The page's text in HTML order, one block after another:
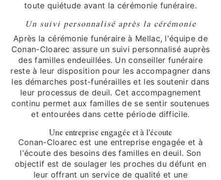
toute quiétude avant la cérémonie funéraire.
Un suivi personnalisé après la cérémonie
Après la cérémonie funéraire à Mellac, l'équipe de
Conan-Cloarec assure un suivi personnalisé auprès
des familles endeuillées. Un conseiller funéraire
reste à leur disposition pour les accompagner dans
les démarches post-funérailles et les soutenir dans
leur processus de deuil. Cet accompagnement
continu permet aux familles de se sentir soutenues
et entourées dans cette période difficile.
Une entreprise engagée et à l'écoute
Conan-Cloarec est une entreprise engagée et à
l'écoute des besoins des familles en deuil. Son
objectif est de soulager les proches du défunt en
leur offrant un service de qualité et une